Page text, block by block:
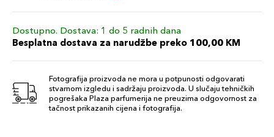
Dostupno. Dostava: 1 do 5 radnih dana
Besplatna dostava za narudžbe preko 100,00 KM
Fotografija proizvoda ne mora u potpunosti odgovarati
stvarnom izgledu i sadržaju proizvoda. U slučaju tehničkih
pogrešaka Plaza parfumerija ne preuzima odgovornost za
tačnost prikazanih cijena i fotografija.